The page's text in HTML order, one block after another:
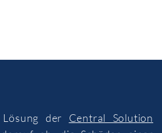
der Central Solution